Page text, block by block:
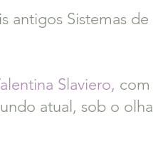
antigos Sistemas de
Slaviero,
atual, sob o